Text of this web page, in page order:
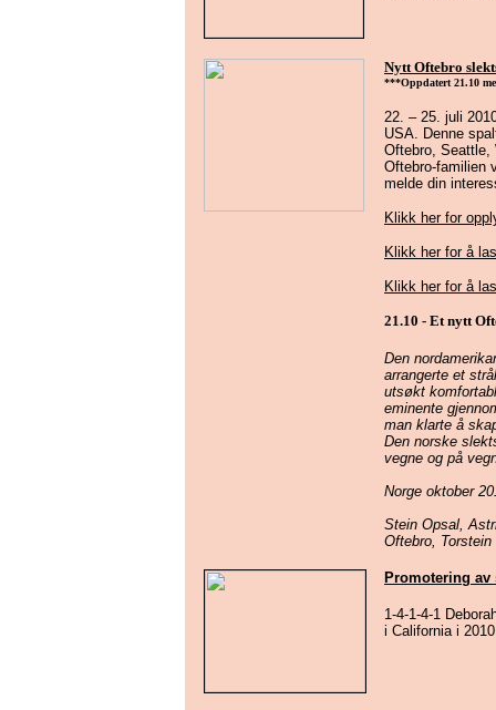
Nytt Oftebro
***Oppdatert 21.10
22. – 25. juli
USA. Denne
Oftebro, Seattle,
Oftebro-familien
melde din
Klikk her for
Klikk her for å
Klikk her for å
21.10 - Et nytt
Den
arrangerte et
utsøkt
eminente
man klarte å
Den norske
vegne og på
Norge oktober
Stein Opsal,
Oftebro, Torstein
Promotering
1-4-1-4-1
i California i